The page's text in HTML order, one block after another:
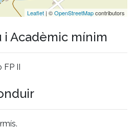
Leaflet | ©OpenStreetMapcontributors
i Acadèmic mínim
FP II